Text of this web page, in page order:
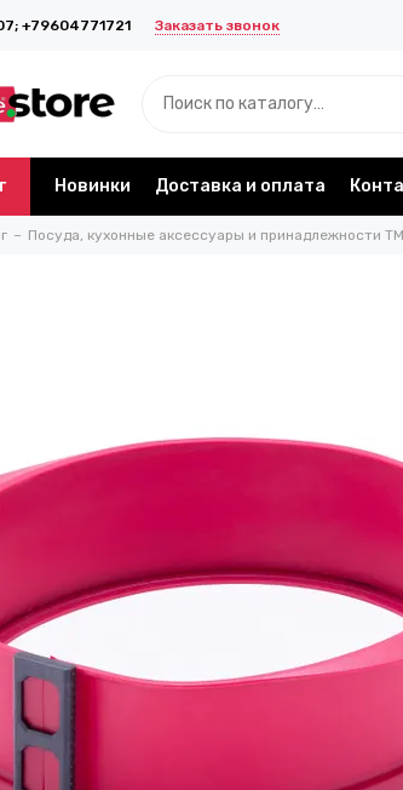
+79604771721 Заказать звонок
Новинки Доставка и оплата
Посуда, кухонные аксессуары и принадлежности